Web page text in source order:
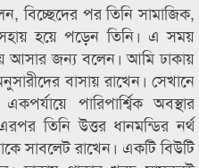
বিচ্ছেদের পর তিনি সামাজিক,
হয়ে পড়েন তিনি। এ সময়
আসার জন্য বলেন। আমি ঢাকায়
বাসায় রাখেন। সেখানে
পারিপার্শ্বিক অবস্থার
তিনি উত্তর ধানমন্ডির নর্থ
সাবলেট রাখেন। একটি বিউটি